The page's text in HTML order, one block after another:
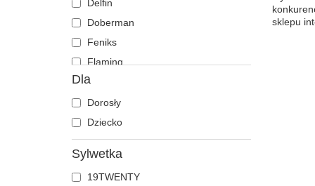
Delfin
Doberman
Feniks
Flaming
Foka
Gepard
Gołąb
Hipopotam
Jaszczurka
Jednorożec
Dla
Dorosły
Dziecko
Sylwetka
19TWENTY
sklepu